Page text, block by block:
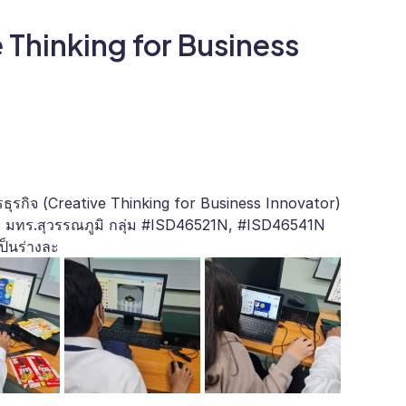
for Business
รกิจ (Creative Thinking for Business Innovator)
ทร.สุวรรณภูมิ กลุ่ม #ISD46521N, #ISD46541N
นร่างละ